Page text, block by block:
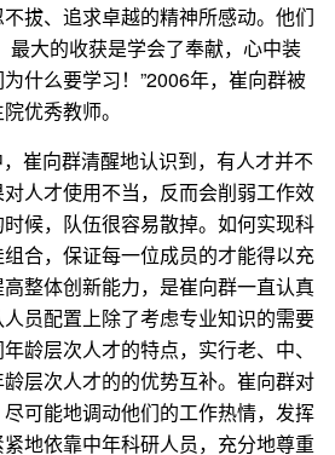
拔、追求卓越的精神所感动。他们
最大的收获是学会了奉献，心中装
什么要学习！”2006年，崔向群被
优秀教师。
崔向群清醒地认识到，有人才并不
人才使用不当，反而会削弱工作效
候，队伍很容易散掉。如何实现科
合，保证每一位成员的才能得以充
整体创新能力，是崔向群一直认真
员配置上除了考虑专业知识的需要
龄层次人才的特点，实行老、中、
层次人才的的优势互补。崔向群对
可能地调动他们的工作热情，发挥
地依靠中年科研人员，充分地尊重